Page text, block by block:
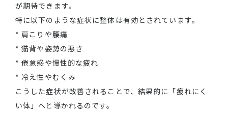
が期待できます。
特に以下のような症状に整体は有効とされています。
* 肩こりや腰痛
* 猫背や姿勢の悪さ
* 倦怠感や慢性的な疲れ
* 冷え性やむくみ
こうした症状が改善されることで、結果的に「疲れにく
い体」へと導かれるのです。